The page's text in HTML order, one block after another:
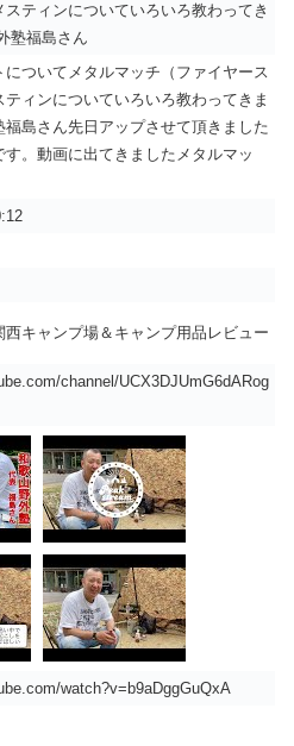
スティンについていろいろ教わってき
塾福島さん
についてメタルマッチ（ファイヤース
ティンについていろいろ教わってきま
福島さん先日アップさせて頂きました
。動画に出てきましたメタルマッ
西キャンプ場＆キャンプ用品レビュー
channel/UCX3DJUmG6dARog
watch?v=b9aDggGuQxA